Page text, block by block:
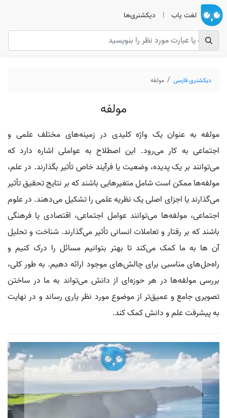
لغت یاب | دیکشنری‌ها
دیکشنری فارسی مولفه
مولفه
مولفه به عنوان یک واژه کلیدی در زمینه‌های مختلف علمی و
اجتماعی به کار می‌رود. این اصطلاح به عواملی اشاره دارد که
می‌توانند بر یک پدیده، وضعیت یا فرآیند خاص تأثیر بگذارند. در علم،
مولفه‌ها ممکن است شامل متغیرهایی باشند که بر نتایج تحقیق تأثیر
می‌گذارند یا اجزای اصلی یک نظریه علمی را تشکیل می‌دهند. در علوم
اجتماعی، مولفه‌ها می‌توانند عوامل اجتماعی، اقتصادی یا فرهنگی
باشند که بر رفتار و تعاملات انسانی تأثیر می‌گذارند. شناخت و تحلیل
آن ها به ما کمک می‌کند تا بهتر بتوانیم مسائل را درک کنیم و
راه‌حل‌های مناسبی برای چالش‌های موجود ارائه دهیم. به طور کلی،
بررسی مولفه‌ها در هر حوزه‌ای از دانش می‌تواند به ما در ساختن
تصویری جامع و عمیق‌تر از موضوع مورد نظر یاری رساند و در نهایت
به پیشرفت علم و دانش کمک کند.